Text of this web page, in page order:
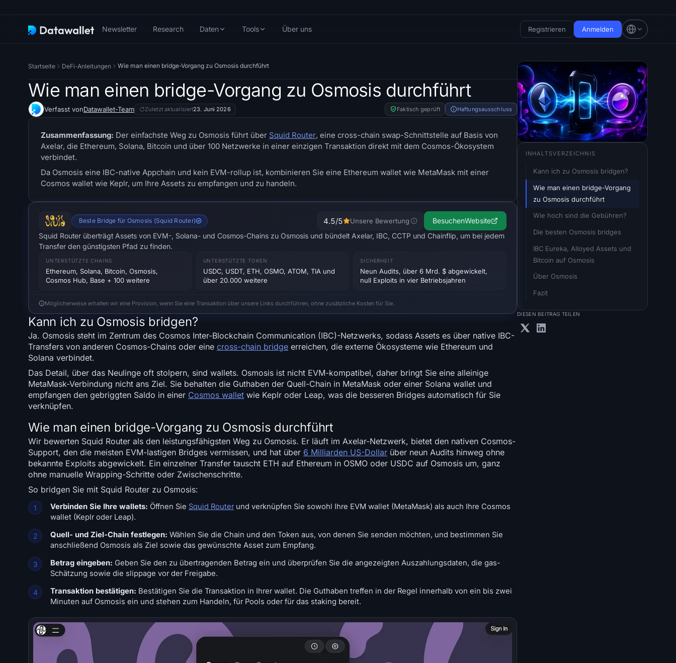
Newsletter Research Daten Tools Über uns Registrieren Anmelden
Startseite DeFi-Anleitungen Wie man einen bridge-Vorgang zu Osmosis durchführt
Wie man einen bridge-Vorgang zu Osmosis durchführt
Verfasst vonDatawallet-Team Zuletzt aktualisiert23. Juni 2026 Faktisch geprüft Haftungsausschluss
Zusammenfassung: Der einfachste Weg zu Osmosis führt über Squid Router, eine cross-chain swap-Schnittstelle auf Basis von
Axelar, die Ethereum, Solana, Bitcoin und über 100 Netzwerke in einer einzigen Transaktion direkt mit dem Cosmos-Ökosystem
verbindet.
Da Osmosis eine IBC-native Appchain und kein EVM-rollup ist, kombinieren Sie eine Ethereum wallet wie MetaMask mit einer
Cosmos wallet wie Keplr, um Ihre Assets zu empfangen und zu handeln.
Beste Bridge für Osmosis (Squid Router) 4.5/5 Unsere Bewertung BesuchenWebsite
Squid Router überträgt Assets von EVM-, Solana- und Cosmos-Chains zu Osmosis und bündelt Axelar, IBC, CCTP und Chainflip, um bei jedem
Transfer den günstigsten Pfad zu finden.
UNTERSTÜTZTE CHAINS
Ethereum, Solana, Bitcoin, Osmosis,
Cosmos Hub, Base + 100 weitere
UNTERSTÜTZTE TOKEN
USDC, USDT, ETH, OSMO, ATOM, TIA und
über 20.000 weitere
SICHERHEIT
Neun Audits, über 6 Mrd. $ abgewickelt,
null Exploits in vier Betriebsjahren
Möglicherweise erhalten wir eine Provision, wenn Sie eine Transaktion über unsere Links durchführen, ohne zusätzliche Kosten für Sie.
Kann ich zu Osmosis bridgen?
Ja. Osmosis steht im Zentrum des Cosmos Inter-Blockchain Communication (IBC)-Netzwerks, sodass Assets es über native IBC-
Transfers von anderen Cosmos-Chains oder eine cross-chain bridge erreichen, die externe Ökosysteme wie Ethereum und
Solana verbindet.
Das Detail, über das Neulinge oft stolpern, sind wallets. Osmosis ist nicht EVM-kompatibel, daher bringt Sie eine alleinige
MetaMask-Verbindung nicht ans Ziel. Sie behalten die Guthaben der Quell-Chain in MetaMask oder einer Solana wallet und
empfangen den gebriggten Saldo in einer Cosmos wallet wie Keplr oder Leap, was die besseren Bridges automatisch für Sie
verknüpfen.
Wie man einen bridge-Vorgang zu Osmosis durchführt
Wir bewerten Squid Router als den leistungsfähigsten Weg zu Osmosis. Er läuft im Axelar-Netzwerk, bietet den nativen Cosmos-
Support, den die meisten EVM-lastigen Bridges vermissen, und hat über 6 Milliarden US-Dollar über neun Audits hinweg ohne
bekannte Exploits abgewickelt. Ein einzelner Transfer tauscht ETH auf Ethereum in OSMO oder USDC auf Osmosis um, ganz
ohne manuelle Wrapping-Schritte oder Zwischenschritte.
So bridgen Sie mit Squid Router zu Osmosis:
Verbinden Sie Ihre wallets: Öffnen Sie Squid Routerund verknüpfen Sie sowohl Ihre EVM wallet (MetaMask) als auch Ihre Cosmos
wallet (Keplr oder Leap).
Quell- und Ziel-Chain festlegen: Wählen Sie die Chain und den Token aus, von denen Sie senden möchten, und bestimmen Sie
anschließend Osmosis als Ziel sowie das gewünschte Asset zum Empfang.
Betrag eingeben: Geben Sie den zu übertragenden Betrag ein und überprüfen Sie die angezeigten Auszahlungsdaten, die gas-
Schätzung sowie die slippage vor der Freigabe.
Transaktion bestätigen: Bestätigen Sie die Transaktion in Ihrer wallet. Die Guthaben treffen in der Regel innerhalb von ein bis zwei
Minuten auf Osmosis ein und stehen zum Handeln, für Pools oder für das staking bereit.
INHALTSVERZEICHNIS
Kann ich zu Osmosis bridgen?
Wie man einen bridge-Vorgang
zu Osmosis durchführt
Wie hoch sind die Gebühren?
Die besten Osmosis bridges
IBC Eureka, Alloyed Assets und
Bitcoin auf Osmosis
Über Osmosis
Fazit
DIESEN BEITRAG TEILEN